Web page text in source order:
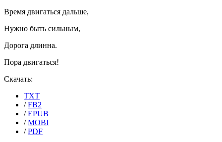
Время двигаться дальше,
Нужно быть сильным,
Дорога длинна.
Пора двигаться!
Скачать:
TXT
/FB2
/EPUB
/MOBI
/PDF